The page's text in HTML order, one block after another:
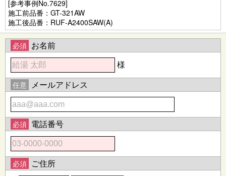
[参考事例No.7629]
施工前品番：GT-321AW
施工後品番：RUF-A2400SAW(A)
必須 お名前
様
任意 メールアドレス
必須 電話番号
必須 ご住所